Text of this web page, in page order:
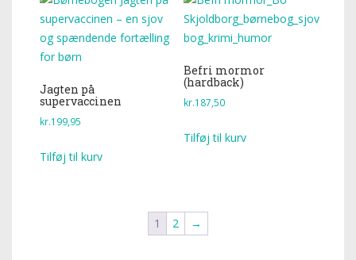
Jagten på
supervaccinen
kr.199,95
Tilføj til kurv
Befri mormor
(hardback)
kr.187,50
Tilføj til kurv
1 2 →